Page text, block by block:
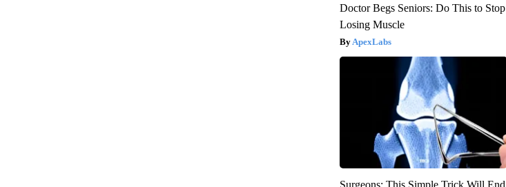
Doctor Begs Seniors: Do This to Stop
Losing Muscle
ApexLabs